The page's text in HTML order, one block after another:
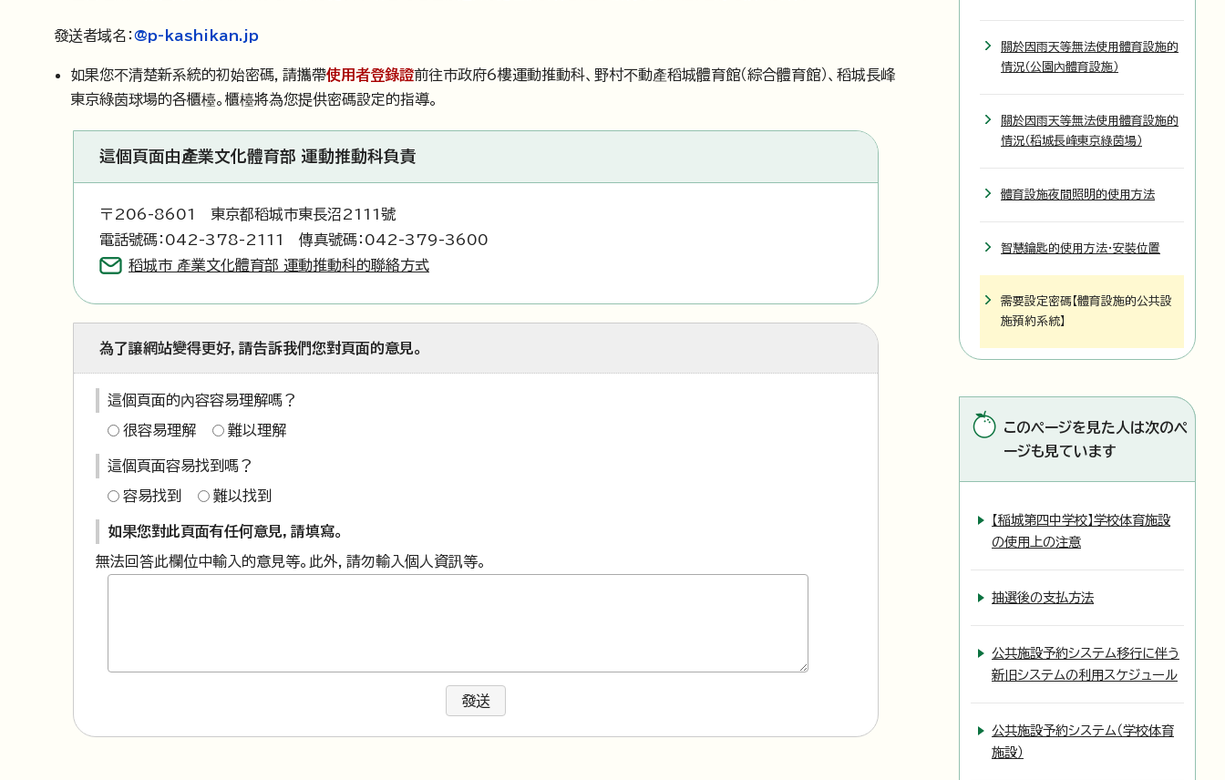
發送者域名：@p-kashikan.jp
如果您不清楚新系統的初始密碼，請攜帶使用者登錄證前往市政府6樓運動推動科、野村不動產稻城體育館（綜合體育館）、稻城長峰
東京綠茵球場的各櫃檯。櫃檯將為您提供密碼設定的指導。
這個頁面由產業文化體育部 運動推動科負責
〒206-8601 東京都稻城市東長沼2111號
電話號碼：042-378-2111 傳真號碼：042-379-3600
稻城市 產業文化體育部 運動推動科的聯絡方式
為了讓網站變得更好，請告訴我們您對頁面的意見。
這個頁面的內容容易理解嗎？
很容易理解 難以理解
這個頁面容易找到嗎？
容易找到 難以找到
如果您對此頁面有任何意見，請填寫。
無法回答此欄位中輸入的意見等。此外，請勿輸入個人資訊等。
發送
關於因雨天等無法使用體育設施的
情況（公園內體育設施）
關於因雨天等無法使用體育設施的
情況（稻城長峰東京綠茵場）
體育設施夜間照明的使用方法
智慧鑰匙的使用方法・安裝位置
需要設定密碼【體育設施的公共設
施預約系統】
このページを見た人は次のペ
ージも見ています
【稲城第四中学校】学校体育施設
の使用上の注意
抽選後の支払方法
公共施設予約システム移行に伴う
新旧システムの利用スケジュール
公共施設予約システム（学校体育
施設）